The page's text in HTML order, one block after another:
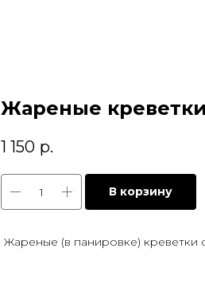
Жареные
1 150 р.
В корзину
Жареные (в панировке) креветки